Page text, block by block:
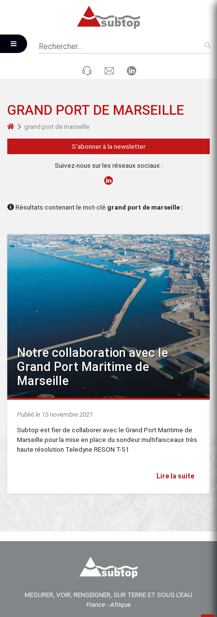
GRAND PORT DE MARSEILLE
grand port de marseille
S'abonner à la newsletter
Suivez-nous sur les réseaux sociaux :
Résultats contenant le mot-clé grand port de marseille :
Notre collaboration avec le
Grand Port Maritime de
Marseille
Publié le 15 novembre 2021
Subtop est fier de collaborer avec le Grand Port Maritime de
Marseille pour la mise en place du sondeur multifaisceaux très
haute résolution Teledyne RESON T-51
Lire la suite
MESURER, VOIR, RENSEIGNER, SUR TERRE ET SOUS L'EAU
France - Afrique